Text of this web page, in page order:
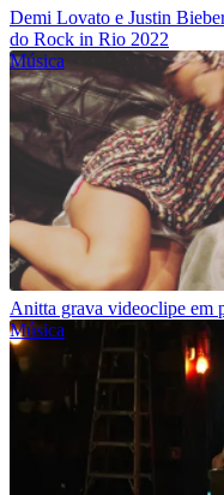
Demi Lovato e Justin
do Rock in Rio 2022
Música
Anitta grava videoclipe em
Música